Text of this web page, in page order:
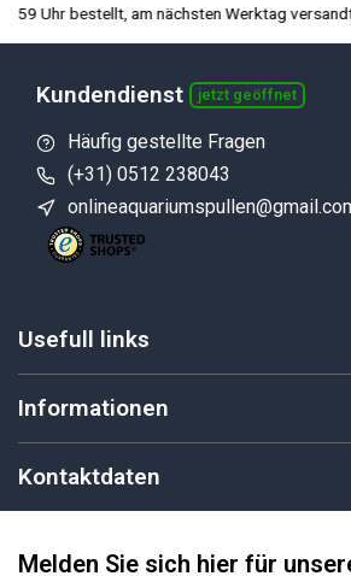
Uhr bestellt, am nächsten Werktag
Kundendienst jetzt geöffnet
Häufig gestellte Fragen
(+31) 0512 238043
Usefull links
Informationen
Kontaktdaten
Melden Sie sich hier für